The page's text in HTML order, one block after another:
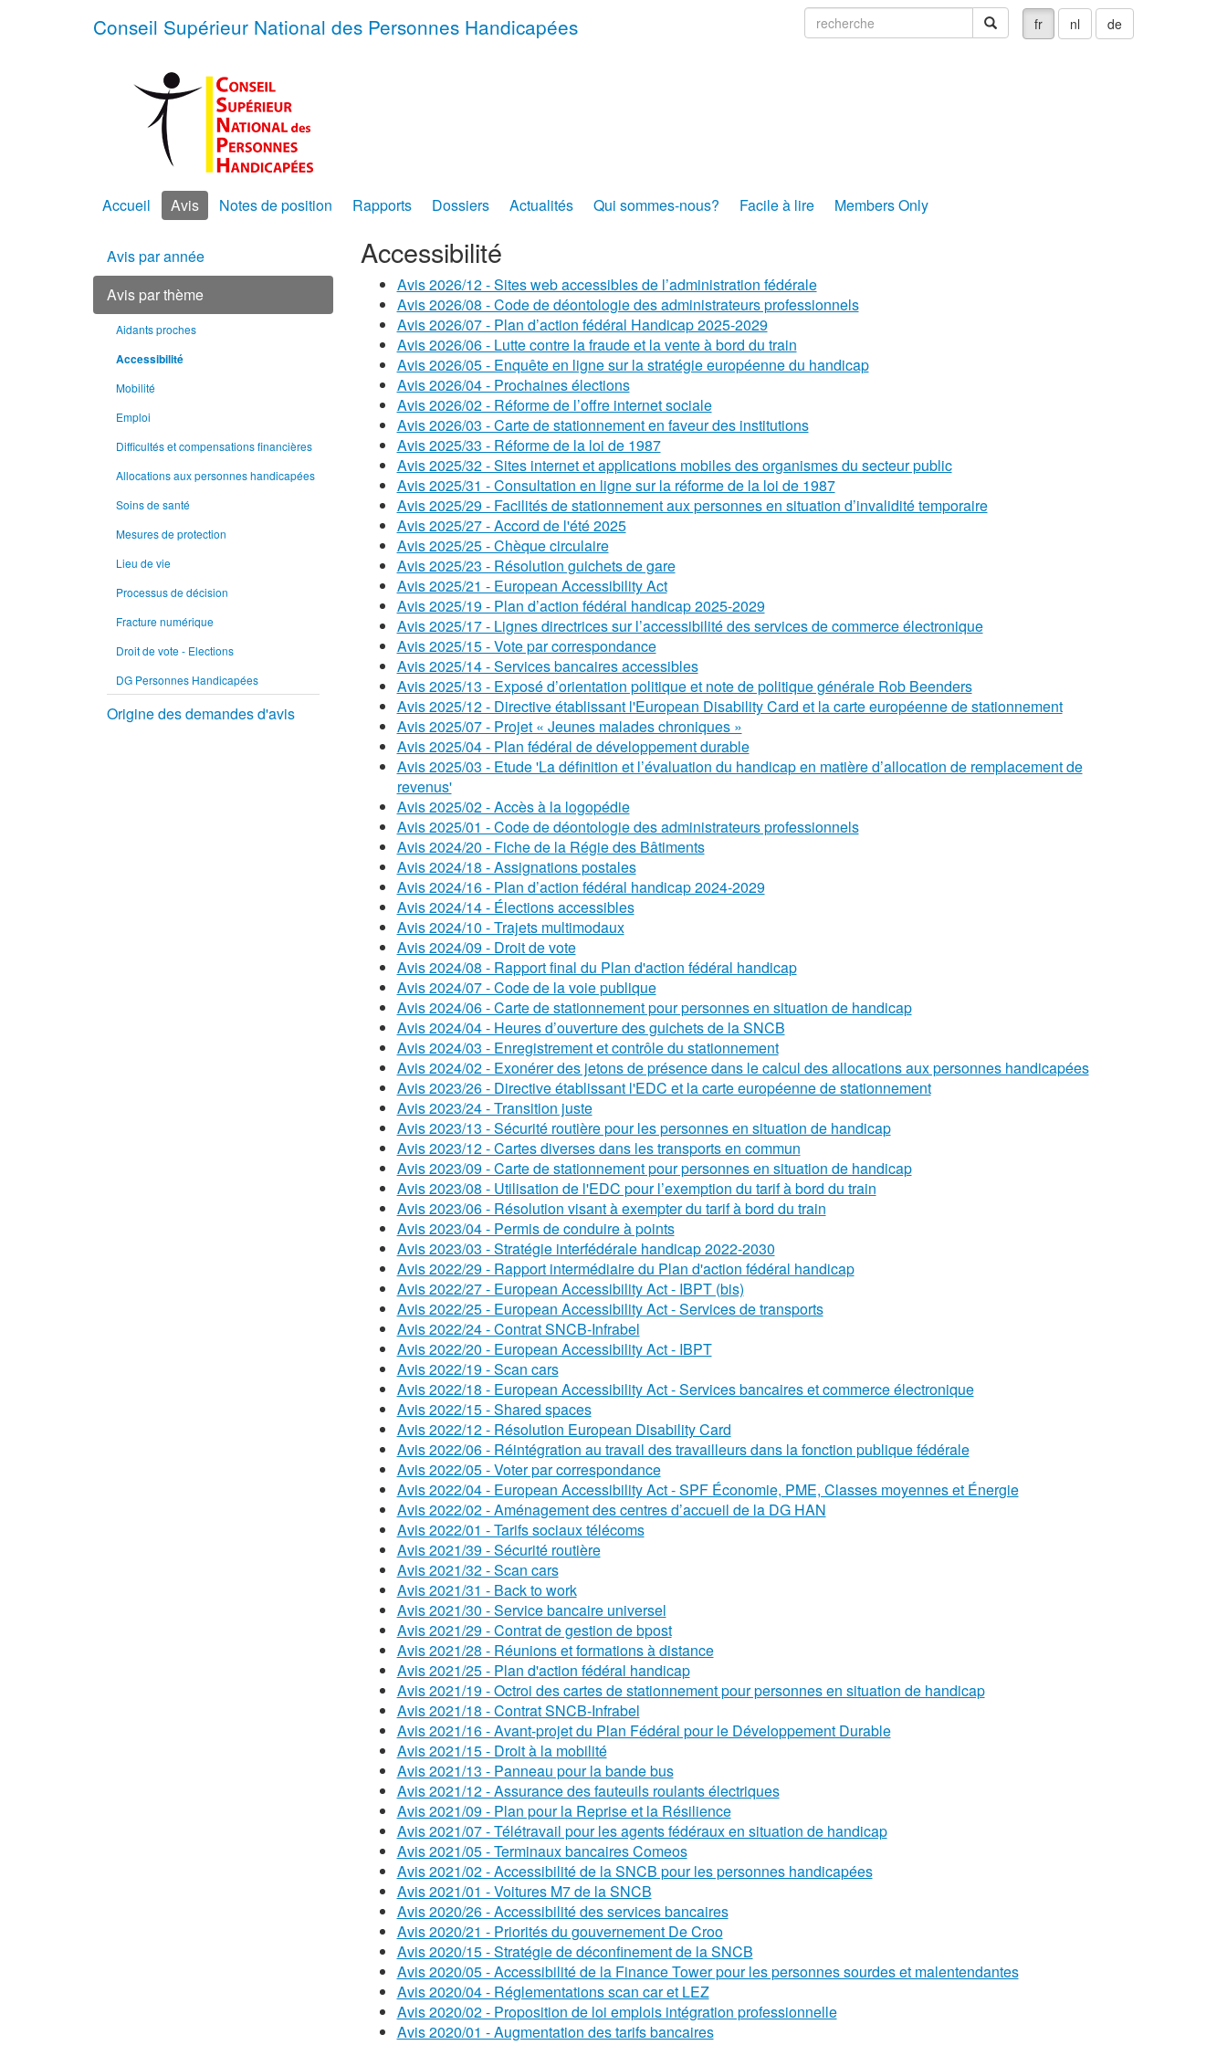
fr nl de
recherche recherche
Conseil Supérieur National des Personnes Handicapées
Accueil Avis Notes de position Rapports Dossiers Actualités Qui sommes-nous? Facile à lire Members Only
Avis par année
Avis par thème
Aidants proches
Accessibilité
Mobilité
Emploi
Difficultés et compensations financières
Allocations aux personnes handicapées
Soins de santé
Mesures de protection
Lieu de vie
Processus de décision
Fracture numérique
Droit de vote - Elections
DG Personnes Handicapées
Origine des demandes d'avis
Accessibilité
Avis 2026/12 - Sites web accessibles de l’administration fédérale
Avis 2026/08 - Code de déontologie des administrateurs professionnels
Avis 2026/07 - Plan d’action fédéral Handicap 2025-2029
Avis 2026/06 - Lutte contre la fraude et la vente à bord du train
Avis 2026/05 - Enquête en ligne sur la stratégie européenne du handicap
Avis 2026/04 - Prochaines élections
Avis 2026/02 - Réforme de l’offre internet sociale
Avis 2026/03 - Carte de stationnement en faveur des institutions
Avis 2025/33 - Réforme de la loi de 1987
Avis 2025/32 - Sites internet et applications mobiles des organismes du secteur public
Avis 2025/31 - Consultation en ligne sur la réforme de la loi de 1987
Avis 2025/29 - Facilités de stationnement aux personnes en situation d’invalidité temporaire
Avis 2025/27 - Accord de l'été 2025
Avis 2025/25 - Chèque circulaire
Avis 2025/23 - Résolution guichets de gare
Avis 2025/21 - European Accessibility Act
Avis 2025/19 - Plan d’action fédéral handicap 2025-2029
Avis 2025/17 - Lignes directrices sur l’accessibilité des services de commerce électronique
Avis 2025/15 - Vote par correspondance
Avis 2025/14 - Services bancaires accessibles
Avis 2025/13 - Exposé d’orientation politique et note de politique générale Rob Beenders
Avis 2025/12 - Directive établissant l'European Disability Card et la carte européenne de stationnement
Avis 2025/07 - Projet « Jeunes malades chroniques »
Avis 2025/04 - Plan fédéral de développement durable
Avis 2025/03 - Etude 'La définition et l’évaluation du handicap en matière d’allocation de remplacement de
revenus'
Avis 2025/02 - Accès à la logopédie
Avis 2025/01 - Code de déontologie des administrateurs professionnels
Avis 2024/20 - Fiche de la Régie des Bâtiments
Avis 2024/18 - Assignations postales
Avis 2024/16 - Plan d’action fédéral handicap 2024-2029
Avis 2024/14 - Élections accessibles
Avis 2024/10 - Trajets multimodaux
Avis 2024/09 - Droit de vote
Avis 2024/08 - Rapport final du Plan d'action fédéral handicap
Avis 2024/07 - Code de la voie publique
Avis 2024/06 - Carte de stationnement pour personnes en situation de handicap
Avis 2024/04 - Heures d’ouverture des guichets de la SNCB
Avis 2024/03 - Enregistrement et contrôle du stationnement
Avis 2024/02 - Exonérer des jetons de présence dans le calcul des allocations aux personnes handicapées
Avis 2023/26 - Directive établissant l'EDC et la carte européenne de stationnement
Avis 2023/24 - Transition juste
Avis 2023/13 - Sécurité routière pour les personnes en situation de handicap
Avis 2023/12 - Cartes diverses dans les transports en commun
Avis 2023/09 - Carte de stationnement pour personnes en situation de handicap
Avis 2023/08 - Utilisation de l'EDC pour l’exemption du tarif à bord du train
Avis 2023/06 - Résolution visant à exempter du tarif à bord du train
Avis 2023/04 - Permis de conduire à points
Avis 2023/03 - Stratégie interfédérale handicap 2022-2030
Avis 2022/29 - Rapport intermédiaire du Plan d'action fédéral handicap
Avis 2022/27 - European Accessibility Act - IBPT (bis)
Avis 2022/25 - European Accessibility Act - Services de transports
Avis 2022/24 - Contrat SNCB-Infrabel
Avis 2022/20 - European Accessibility Act - IBPT
Avis 2022/19 - Scan cars
Avis 2022/18 - European Accessibility Act - Services bancaires et commerce électronique
Avis 2022/15 - Shared spaces
Avis 2022/12 - Résolution European Disability Card
Avis 2022/06 - Réintégration au travail des travailleurs dans la fonction publique fédérale
Avis 2022/05 - Voter par correspondance
Avis 2022/04 - European Accessibility Act - SPF Économie, PME, Classes moyennes et Énergie
Avis 2022/02 - Aménagement des centres d’accueil de la DG HAN
Avis 2022/01 - Tarifs sociaux télécoms
Avis 2021/39 - Sécurité routière
Avis 2021/32 - Scan cars
Avis 2021/31 - Back to work
Avis 2021/30 - Service bancaire universel
Avis 2021/29 - Contrat de gestion de bpost
Avis 2021/28 - Réunions et formations à distance
Avis 2021/25 - Plan d'action fédéral handicap
Avis 2021/19 - Octroi des cartes de stationnement pour personnes en situation de handicap
Avis 2021/18 - Contrat SNCB-Infrabel
Avis 2021/16 - Avant-projet du Plan Fédéral pour le Développement Durable
Avis 2021/15 - Droit à la mobilité
Avis 2021/13 - Panneau pour la bande bus
Avis 2021/12 - Assurance des fauteuils roulants électriques
Avis 2021/09 - Plan pour la Reprise et la Résilience
Avis 2021/07 - Télétravail pour les agents fédéraux en situation de handicap
Avis 2021/05 - Terminaux bancaires Comeos
Avis 2021/02 - Accessibilité de la SNCB pour les personnes handicapées
Avis 2021/01 - Voitures M7 de la SNCB
Avis 2020/26 - Accessibilité des services bancaires
Avis 2020/21 - Priorités du gouvernement De Croo
Avis 2020/15 - Stratégie de déconfinement de la SNCB
Avis 2020/05 - Accessibilité de la Finance Tower pour les personnes sourdes et malentendantes
Avis 2020/04 - Réglementations scan car et LEZ
Avis 2020/02 - Proposition de loi emplois intégration professionnelle
Avis 2020/01 - Augmentation des tarifs bancaires